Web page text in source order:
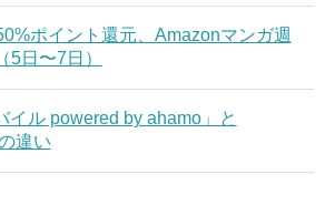
ポイント還元、Amazonマンガ週
5日〜7日）
イル powered by ahamo」と
違い